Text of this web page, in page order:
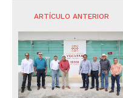
ARTÍCULO ANTERIOR